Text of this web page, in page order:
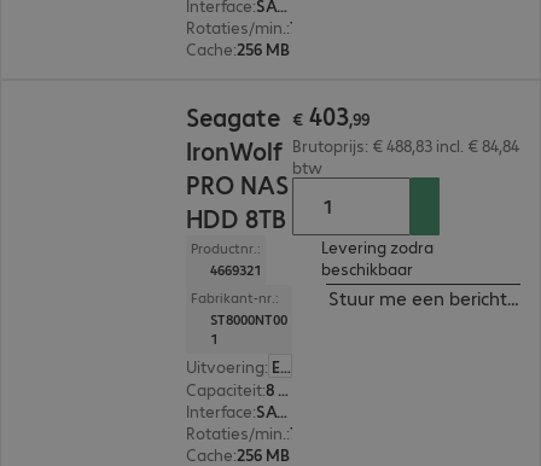
Interface:
SATA 3.0 (6 Gbit/s) 8,9 cm (3,5")
Rotaties/min. :
Cache:256 MB
Seagate
IronWolf
PRO NAS
HDD 8TB
Productnr.:
4669321
Fabrikant-nr.:
ST8000NT00
1
Uitvoering: Europa
Capaciteit:
8 TB
Interface:
SATA 3.0 (6 Gbit/s) 8,9 cm (3,5")
Rotaties/min. :
Cache:256 MB
€ 403,99
Brutoprijs: € 488,83 incl. € 84,84
btw
Levering zodra
beschikbaar
Stuur me een bericht